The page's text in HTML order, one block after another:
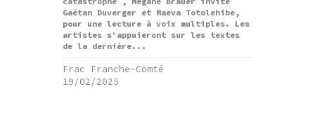
Gaëtan Duverger et Maeva Totolehibe,
pour une lecture à voix multiples. Les
artistes s’appuieront sur les textes
de la dernière...
Frac Franche-Comté
19/02/2025